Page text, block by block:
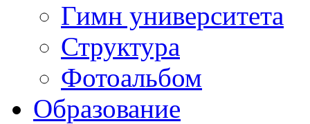
Гимн университета
Структура
Фотоальбом
Образование